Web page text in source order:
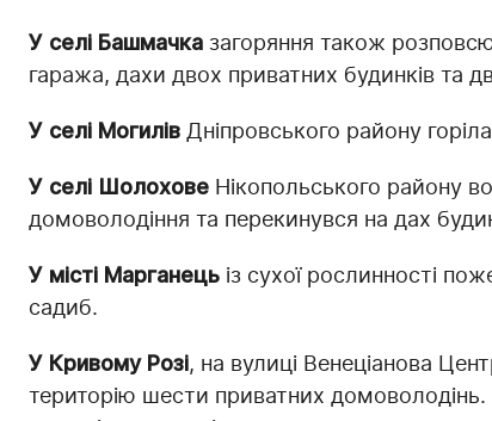
У селі Башмачка загоряння також
гаража, дахи двох приватних будинків та
У селі Могилів Дніпровського району
У селі Шолохове Нікопольського району
домоволодіння та перекинувся на дах
У місті Марганець із сухої рослинності
садиб.
У Кривому Розі, на вулиці Венеціанова
територію шести приватних